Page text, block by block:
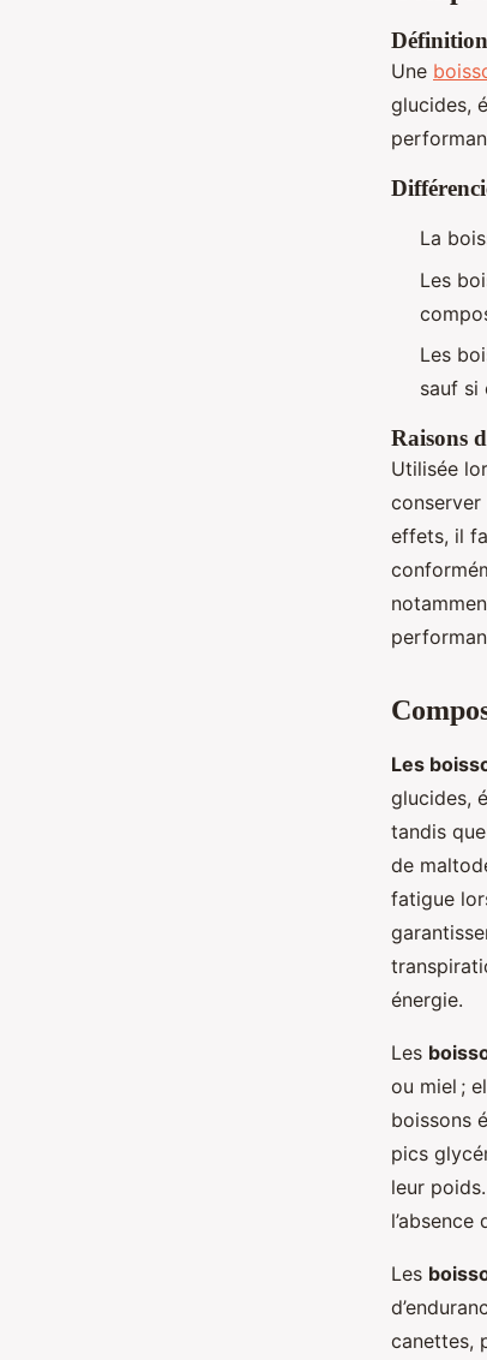
Une
glucides,
La
Les
Les
sauf si
Raisons
Utilisée
conserver
effets, il
Les
glucides,
tandis
de
fatigue
énergie.
Les
ou miel ;
boissons
pics
leur
l’absence
Les
canettes,